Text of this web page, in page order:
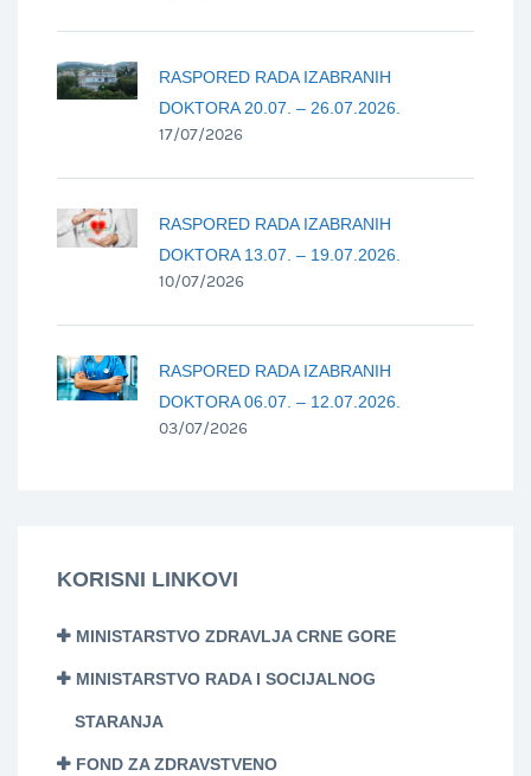
RASPORED RADA IZABRANIH
DOKTORA 20.07. – 26.07.2026.
17/07/2026
RASPORED RADA IZABRANIH
DOKTORA 13.07. – 19.07.2026.
10/07/2026
RASPORED RADA IZABRANIH
DOKTORA 06.07. – 12.07.2026.
03/07/2026
KORISNI LINKOVI
MINISTARSTVO ZDRAVLJA CRNE GORE
MINISTARSTVO RADA I SOCIJALNOG
STARANJA
FOND ZA ZDRAVSTVENO